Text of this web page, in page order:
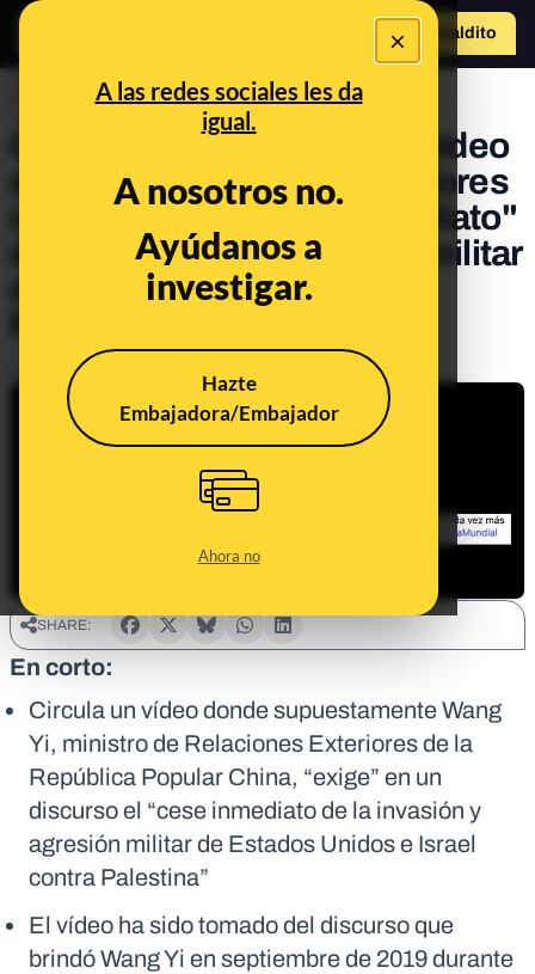
×
A las redes sociales les da
igual.
A nosotros no.
Ayúdanos a
investigar.
Hazte
Embajadora/Embajador
Ahora no
Hazte Maldito
Qué sabemos sobre este vídeo
donde el ministro de Exteriores
chino exige el "cese inmediato"
de la "invasión y agresión militar
de EEUU e Israel contra
Publicado el
SHARE:
En corto:
Circula un vídeo donde supuestamente Wang
Yi, ministro de Relaciones Exteriores de la
República Popular China, “exige” en un
discurso el “cese inmediato de la invasión y
agresión militar de Estados Unidos e Israel
contra Palestina”
El vídeo ha sido tomado del discurso que
brindó Wang Yi en septiembre de 2019 durante